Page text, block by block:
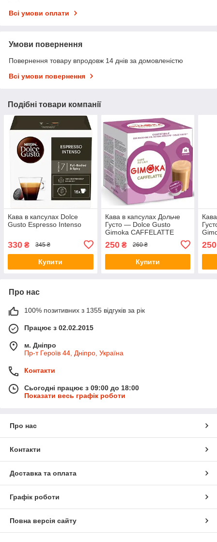
Всі умови оплати
Умови повернення
Повернення товару впродовж 14 днів за домовленістю
Всі умови повернення
Подібні товари компанії
Кава в капсулах Dolce
Gusto Espresso Intenso
330 ₴ 345 ₴
Купити
Кава в капсулах Дольче
Густо — Dolce Gusto
Gimoka CAFFELATTE
250₴ 260 ₴
Купити
250
Про нас
100% позитивних з 1355 відгуків за рік
Працює з 02.02.2015
м. Дніпро
Пр-т Героїв 44, Дніпро, Україна
Контакти
Сьогодні працює з 09:00 до 18:00
Показати весь графік роботи
Про нас
Контакти
Доставка та оплата
Графік роботи
Повна версія сайту